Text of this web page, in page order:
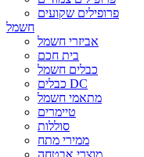
פרופילים שקועים
חשמל
אביזרי חשמל
בית חכם
כבלים חשמל
כבלים DC
מתאמי חשמל
טיימרים
סוללות
ממירי מתח